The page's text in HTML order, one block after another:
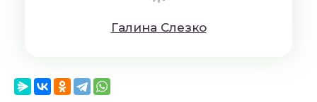
Гaлинa Cлeзкo